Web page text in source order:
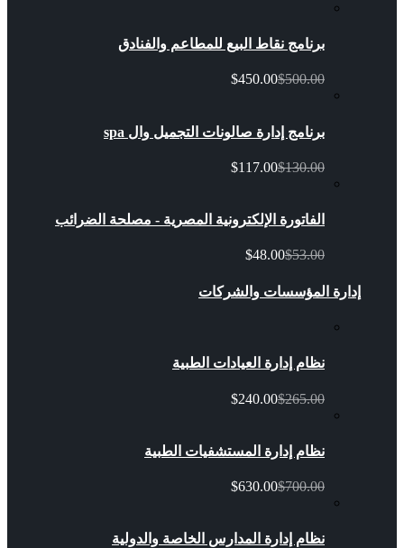
برنامج نقاط البيع للمطاعم والفنادق
$450.00$500.00
برنامج إدارة صالونات التجميل وال spa
$117.00$130.00
الفاتورة الإلكترونية المصرية - مصلحة الضرائب
$48.00$53.00
إدارة المؤسسات والشركات
نظام إدارة العيادات الطبية
$240.00$265.00
نظام إدارة المستشفيات الطبية
$630.00$700.00
نظام إدارة المدارس الخاصة والدولية